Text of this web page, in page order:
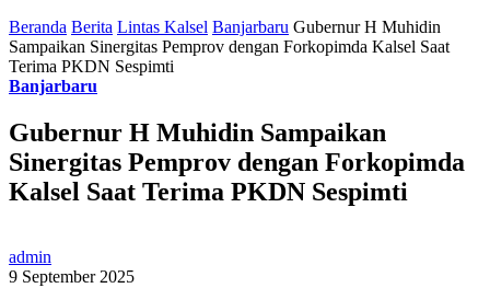
Beranda Berita Lintas Kalsel Banjarbaru Gubernur H Muhidin
Sampaikan Sinergitas Pemprov dengan Forkopimda Kalsel Saat
Terima PKDN Sespimti
Banjarbaru
Gubernur H Muhidin Sampaikan
Sinergitas Pemprov dengan Forkopimda
Kalsel Saat Terima PKDN Sespimti
admin
9 September 2025